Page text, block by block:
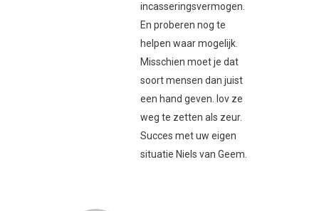
incasseringsvermogen.
En proberen nog te
helpen waar mogelijk.
Misschien moet je dat
soort mensen dan juist
een hand geven. Iov ze
weg te zetten als zeur.
Succes met uw eigen
situatie Niels van Geem.